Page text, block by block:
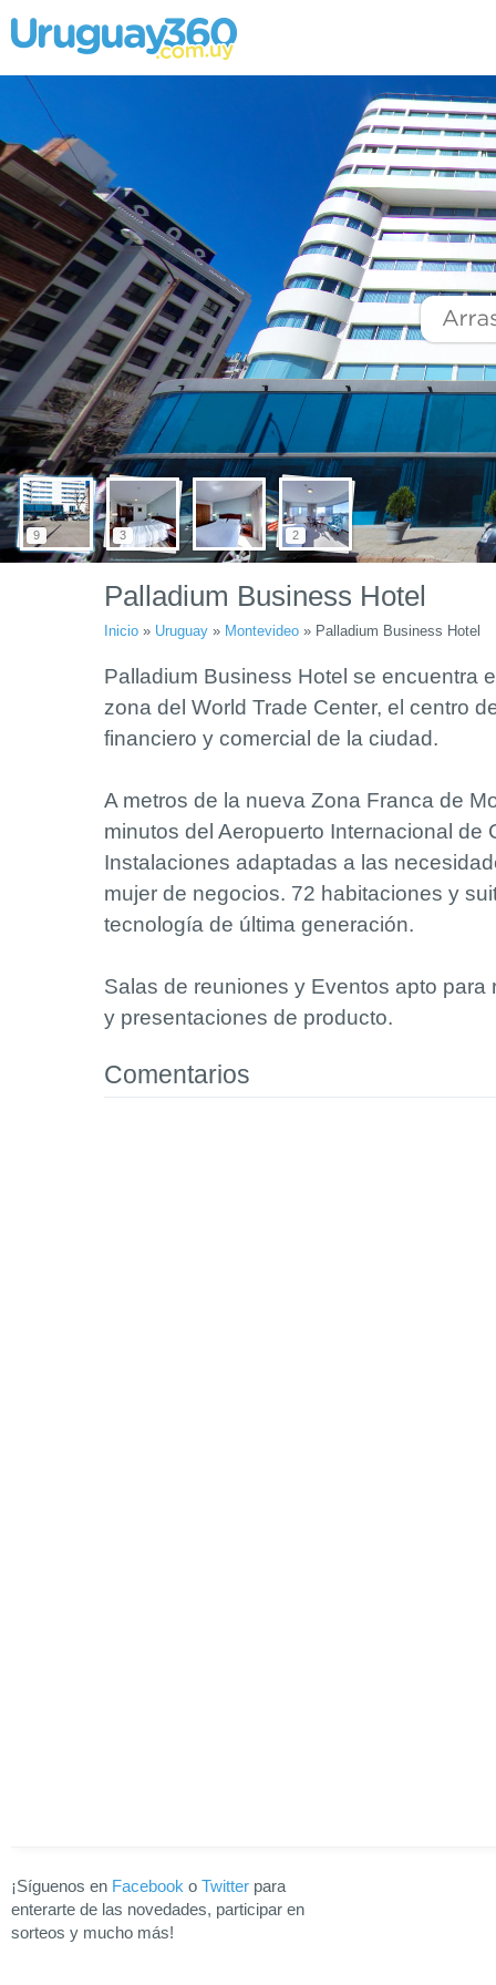
9 3 2
Palladium Business Hotel
Inicio » Uruguay » Montevideo » Palladium Business Hotel
Palladium Business Hotel se encuentra
zona del World Trade Center, el centro
financiero y comercial de la ciudad.
A metros de la nueva Zona Franca de
minutos del Aeropuerto Internacional de
Instalaciones adaptadas a las
mujer de negocios. 72 habitaciones y
tecnología de última generación.
Salas de reuniones y Eventos apto para
y presentaciones de producto.
Comentarios
¡Síguenos en Facebook o Twitter para
enterarte de las novedades, participar en
sorteos y mucho más!